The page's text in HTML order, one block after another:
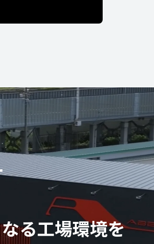
る工場環境を